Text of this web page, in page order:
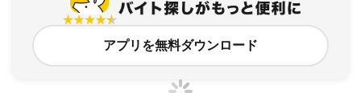
アプリを無料ダウンロード